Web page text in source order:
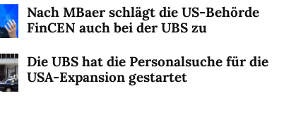
Nach MBaer schlägt die US-Behörde
FinCEN auch bei der UBS zu
Die UBS hat die Personalsuche für die
USA-Expansion gestartet